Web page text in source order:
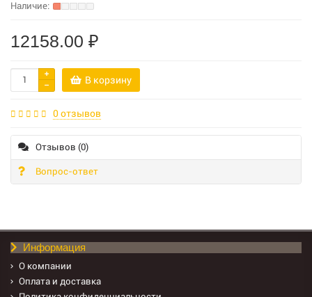
12158.00 ₽
В корзину
0 отзывов
Отзывов (0)
Вопрос-ответ
Информация
О компании
Оплата и доставка